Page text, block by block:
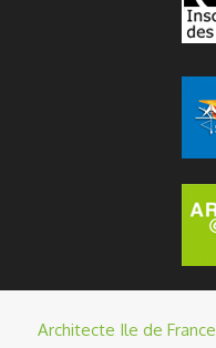
Architecte Ile de France